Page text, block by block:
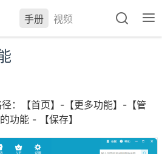
手册 视频
：【首页】-【更多功能】-【管
功能 - 【保存】